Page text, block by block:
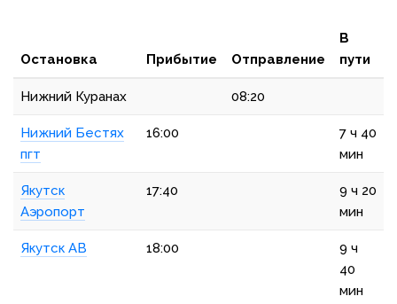
Остановка Прибытие Отправление
В
пути
Нижний Куранах 08:20
Нижний Бестях
пгт
16:00
7 ч 40
мин
Якутск
Аэропорт
17:40
9 ч 20
мин
Якутск АВ 18:00
9 ч
40
мин